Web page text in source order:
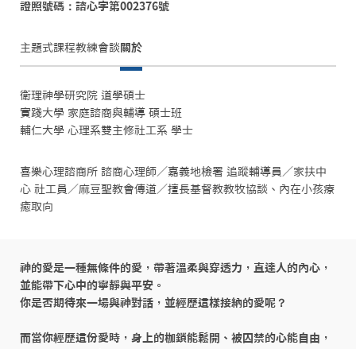
證照號碼：諮心字第002376號
主題式課程教練會談 關於
衛理神學研究院 道學碩士
實踐大學 家庭諮商與輔導 碩士班
輔仁大學 心理系雙主修社工系 學士
喜樂心理諮商所 諮商心理師／嘉義地檢署 追蹤輔導員／家扶中
心 社工員／麻豆聖教會傳道／擅長基督教教牧協談、內在小孩療
癒取向
神的愛是一種無條件的愛，帶著溫柔與穿透力，直達人的內心，
並能帶下心中的寧靜與平安。
你是否期待來一場與神對話，並經歷這樣接納的愛呢？
而當你經歷這份愛時，身上的枷鎖能鬆開、被囚禁的心能自由，